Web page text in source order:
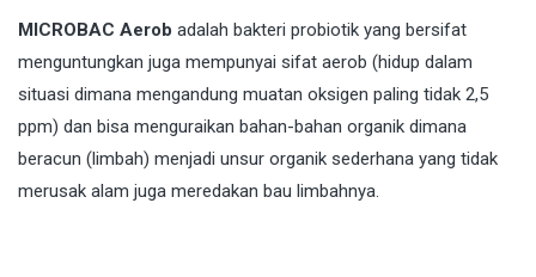
MICROBAC Aerob adalah bakteri probiotik yang bersifat
menguntungkan juga mempunyai sifat aerob (hidup dalam
situasi dimana mengandung muatan oksigen paling tidak 2,5
ppm) dan bisa menguraikan bahan-bahan organik dimana
beracun (limbah) menjadi unsur organik sederhana yang tidak
merusak alam juga meredakan bau limbahnya.